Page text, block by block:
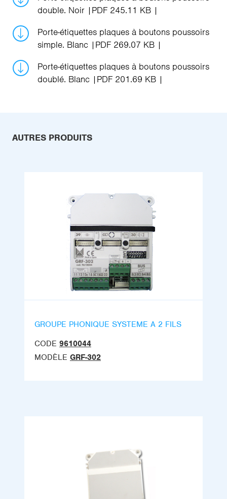
double. Noir
PDF 245.11 KB
Porte-étiquettes plaques à boutons poussoirs
simple. Blanc
PDF 269.07 KB
Porte-étiquettes plaques à boutons poussoirs
doublé. Blanc
PDF 201.69 KB
AUTRES PRODUITS
GROUPE PHONIQUE SYSTEME A 2 FILS
CODE 9610044
MODÈLE GRF-302